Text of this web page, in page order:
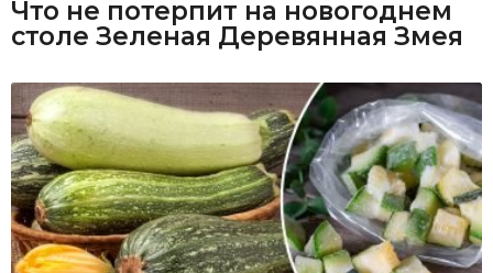
Что не потерпит на новогоднем
столе Зеленая Деревянная Змея